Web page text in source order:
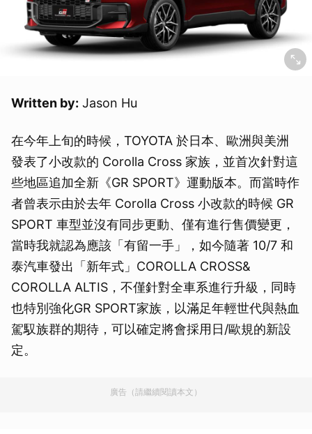
Written by: Jason Hu
在今年上旬的時候，TOYOTA 於日本、歐洲與美洲
發表了小改款的 Corolla Cross 家族，並首次針對這
些地區追加全新《GR SPORT》運動版本。而當時作
者曾表示由於去年 Corolla Cross 小改款的時候 GR
SPORT 車型並沒有同步更動、僅有進行售價變更，
當時我就認為應該「有留一手」，如今隨著 10/7 和
泰汽車發出「新年式」COROLLA CROSS&
COROLLA ALTIS，不僅針對全車系進行升級，同時
也特別強化GR SPORT家族，以滿足年輕世代與熱血
駕馭族群的期待，可以確定將會採用日/歐規的新設
定。
廣告（請繼續閱讀本文）